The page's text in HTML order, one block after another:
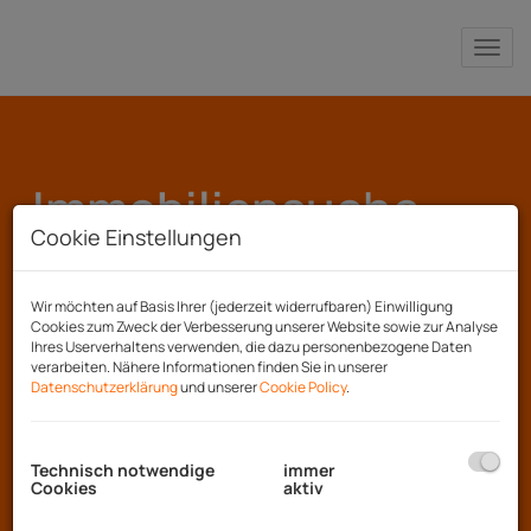
Immobiliensuche
Vermarktungsart
Objektart
Cookie Einstellungen
Wir möchten auf Basis Ihrer (jederzeit widerrufbaren) Einwilligung
Cookies zum Zweck der Verbesserung unserer Website sowie zur Analyse
Ihres Userverhaltens verwenden, die dazu personenbezogene Daten
verarbeiten. Nähere Informationen finden Sie in unserer
Datenschutzerklärungund unsererCookie Policy.
Technisch notwendige
Cookies
immer
aktiv